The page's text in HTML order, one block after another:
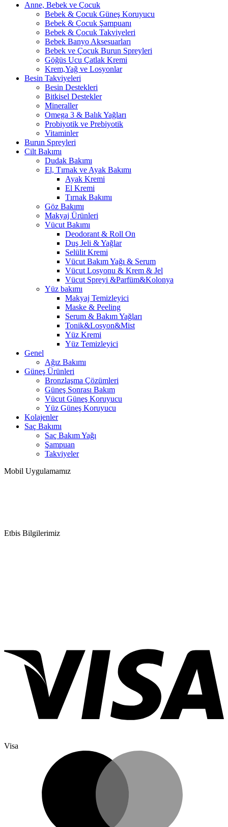
Anne, Bebek ve Çocuk
Bebek & Çocuk Güneş Koruyucu
Bebek & Çocuk Şampuanı
Bebek & Çocuk Takviyeleri
Bebek Banyo Aksesuarları
Bebek ve Çocuk Burun Spreyleri
Göğüs Ucu Çatlak Kremi
Krem,Yağ ve Losyonlar
Besin Takviyeleri
Besin Destekleri
Bitkisel Destekler
Mineraller
Omega 3 & Balık Yağları
Probiyotik ve Prebiyotik
Vitaminler
Burun Spreyleri
Cilt Bakımı
Dudak Bakımı
El, Tırnak ve Ayak Bakımı
Ayak Kremi
El Kremi
Tırnak Bakımı
Göz Bakımı
Makyaj Ürünleri
Vücut Bakımı
Deodorant & Roll On
Duş Jeli & Yağlar
Selülit Kremi
Vücut Bakım Yağı & Serum
Vücut Losyonu & Krem & Jel
Vücut Spreyi &Parfüm&Kolonya
Yüz bakımı
Makyaj Temizleyici
Maske & Peeling
Serum & Bakım Yağları
Tonik&Losyon&Mist
Yüz Kremi
Yüz Temizleyici
Genel
Ağız Bakımı
Güneş Ürünleri
Bronzlaşma Çözümleri
Güneş Sonrası Bakım
Vücut Güneş Koruyucu
Yüz Güneş Koruyucu
Kolajenler
Saç Bakımı
Saç Bakım Yağı
Şampuan
Takviyeler
Mobil Uygulamamız
Etbis Bilgilerimiz
Visa